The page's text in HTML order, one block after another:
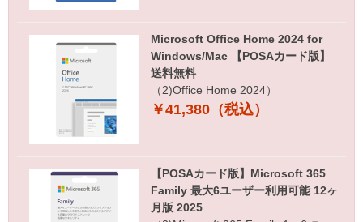
Microsoft Office Home 2024 for
Windows/Mac 【POSAカード版】
送料無料
（2)Office Home 2024）
￥41,380（税込）
【POSAカード版】Microsoft 365
Family 最大6ユーザー利用可能 12ヶ
月版 2025